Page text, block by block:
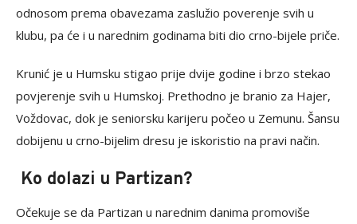
odnosom prema obavezama zaslužio poverenje svih u
klubu, pa će i u narednim godinama biti dio crno-bijele priče.
Krunić je u Humsku stigao prije dvije godine i brzo stekao
povjerenje svih u Humskoj. Prethodno je branio za Hajer,
Voždovac, dok je seniorsku karijeru počeo u Zemunu. Šansu
dobijenu u crno-bijelim dresu je iskoristio na pravi način.
Ko dolazi u Partizan?
Očekuje se da Partizan u narednim danima promoviše